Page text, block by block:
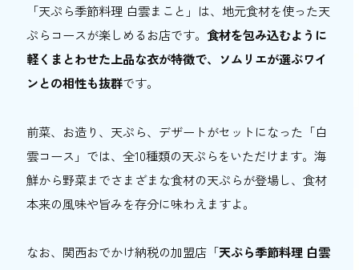
「天ぷら季節料理 白雲まこと」は、地元食材を使った天
ぷらコースが楽しめるお店です。 食材を包み込むように
軽くまとわせた上品な衣が特徴で、ソムリエが選ぶワイ
ンとの相性も抜群です。
前菜、お造り、天ぷら、デザートがセットになった「白
雲コース」では、全10種類の天ぷらをいただけます。海
鮮から野菜までさまざまな食材の天ぷらが登場し、食材
本来の風味や旨みを存分に味わえますよ。
なお、関西おでかけ納税の加盟店「天ぷら季節料理 白雲